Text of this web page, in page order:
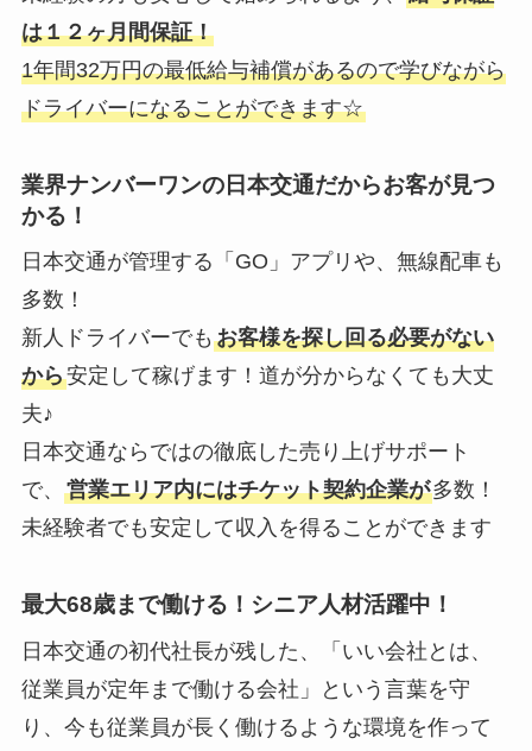
は１２ヶ月間保証！
1年間32万円の最低給与補償があるので学びながら
ドライバーになることができます☆
業界ナンバーワンの日本交通だからお客が見つ
かる！
日本交通が管理する「GO」アプリや、無線配車も
多数！
新人ドライバーでも お客様を探し回る必要がない
から安定して稼げます！道が分からなくても大丈
夫♪
日本交通ならではの徹底した売り上げサポート
で、 営業エリア内にはチケット契約企業が多数！
未経験者でも安定して収入を得ることができます
最大68歳まで働ける！シニア人材活躍中！
日本交通の初代社長が残した、「いい会社とは、
従業員が定年まで働ける会社」という言葉を守
り、今も従業員が長く働けるような環境を作って